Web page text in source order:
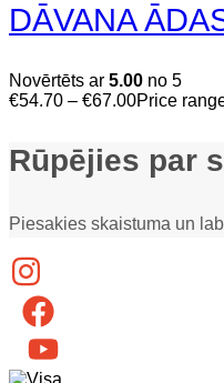
DĀVANA
Novērtēts ar 5.00 no 5
€54.70 – €67.00Price
Rūpējies par
Piesakies skaistuma un